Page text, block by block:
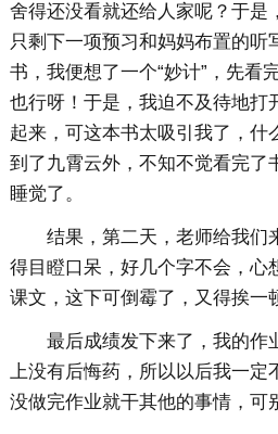
舍得还没看就还给人家呢？于是
只剩下一项预习和妈妈布置的听
书，我便想了一个“妙计”，先看
也行呀！于是，我迫不及待地打
起来，可这本书太吸引我了，什
到了九霄云外，不知不觉看完了
睡觉了。
结果，第二天，老师给我们
得目瞪口呆，好几个字不会，心
课文，这下可倒霉了，又得挨一
最后成绩发下来了，我的作
上没有后悔药，所以以后我一定
没做完作业就干其他的事情，可